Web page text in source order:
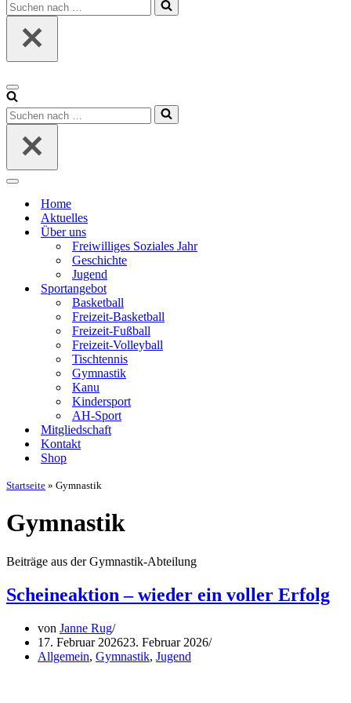
Suchen
nach …
Navigationsmenü
Suchen
nach …
Navigationsmenü
Home
Aktuelles
Über uns
Freiwilliges Soziales Jahr
Geschichte
Jugend
Sportangebot
Basketball
Freizeit-Basketball
Freizeit-Fußball
Freizeit-Volleyball
Tischtennis
Gymnastik
Kanu
Kindersport
AH-Sport
Mitgliedschaft
Kontakt
Shop
Startseite » Gymnastik
Gymnastik
Beiträge aus der Gymnastik-Abteilung
Scheineaktion – wieder ein voller Erfolg
von Janne Rug
17. Februar 202623. Februar 2026
Allgemein, Gymnastik, Jugend